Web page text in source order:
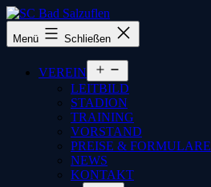
SC
Bad
Menü Schließen
VEREIN
öffnen
LEITBILD
STADION
TRAINING
VORSTAND
PREISE & FORMULARE
NEWS
KONTAKT